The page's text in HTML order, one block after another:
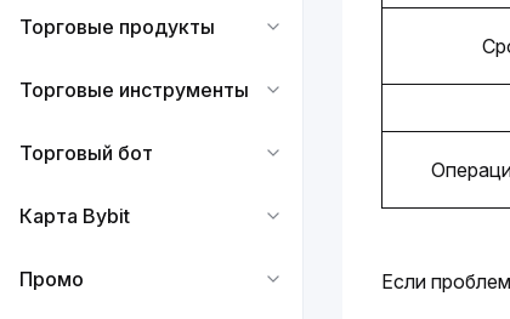
Торговые продукты
Торговые инструменты
Торговый бот
Карта Bybit
Промо Если